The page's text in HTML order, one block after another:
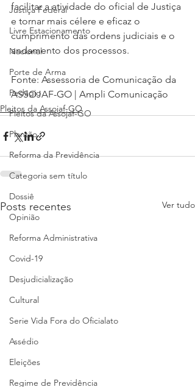
Justiça Federal
Livre Estacionamento
Nacional
Porte de Arma
Pedágio
Pleitos da Assojaf-GO
Plantão
Reforma da Previdência
Categoria sem título
Dossiê
Opinião
Reforma Administrativa
Covid-19
Desjudicialização
Cultural
Serie Vida Fora do Oficialato
Assédio
Eleições
Regime de Previdência
facilitar a atividade do oficial de Justiça
e tornar mais célere e eficaz o
cumprimento das ordens judiciais e o
andamento dos processos.
Fonte: Assessoria de Comunicação da
ASSOJAF-GO | Ampli Comunicação
Pleitos da Assojaf-GO
Posts recentes Ver tudo